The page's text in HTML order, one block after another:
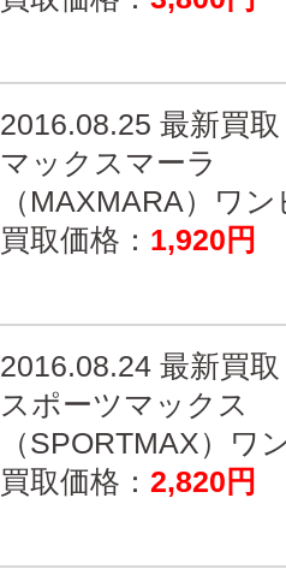
2016.08.25 最新買取
マックスマーラ
（MAXMARA）ワ
買取価格： 1,920円
2016.08.24 最新買取
スポーツマックス
（SPORTMAX）ワ
買取価格： 2,820円